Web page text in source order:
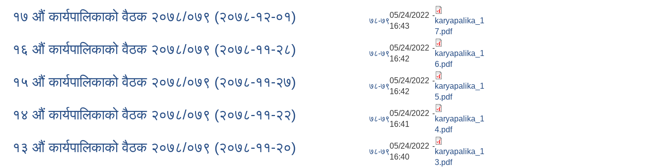
१७ औं कार्यपालिकाको वैठक २०७८/०७९ (२०७८-१२-०१) ७८-७९
05/24/2022 -
16:43
karyapalika_1
7.pdf
१६ औं कार्यपालिकाको वैठक २०७८/०७९ (२०७८-११-२८) ७८-७९
05/24/2022 -
16:42
karyapalika_1
6.pdf
१५ औं कार्यपालिकाको वैठक २०७८/०७९ (२०७८-११-२७) ७८-७९
05/24/2022 -
16:42
karyapalika_1
5.pdf
१४ औं कार्यपालिकाको वैठक २०७८/०७९ (२०७८-११-२२) ७८-७९
05/24/2022 -
16:41
karyapalika_1
4.pdf
१३ औं कार्यपालिकाको वैठक २०७८/०७९ (२०७८-११-२०) ७८-७९
05/24/2022 -
16:40
karyapalika_1
3.pdf